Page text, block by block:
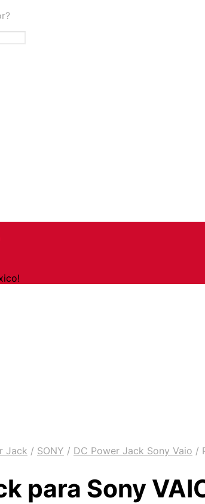
Jack / SONY / DC Power Jack Sony Vaio /
para Sony